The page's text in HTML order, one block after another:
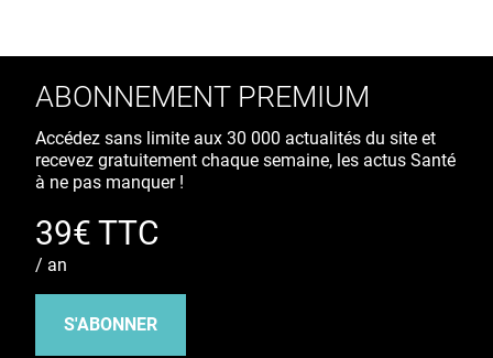
ABONNEMENT PREMIUM
Accédez sans limite aux 30 000 actualités du site et
recevez gratuitement chaque semaine, les actus Santé
à ne pas manquer !
39€ TTC
/ an
S'ABONNER